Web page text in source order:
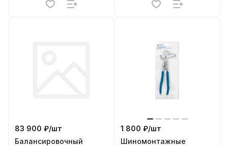
83 900 ₽/шт
Балансировочный
1 800 ₽/шт
Шиномонтажные